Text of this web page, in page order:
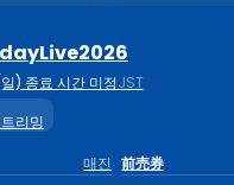
) 종료 시간 미정JST
리밍
매진 前売券